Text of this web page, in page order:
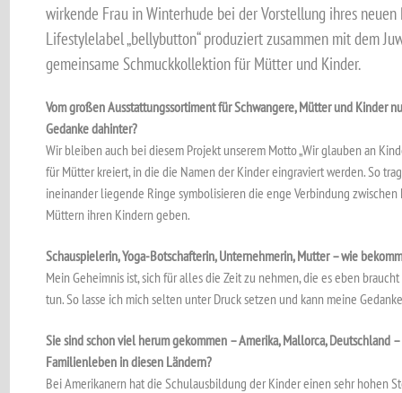
wirkende Frau in Winterhude bei der Vorstellung ihres
Lifestylelabel „bellybutton“ produziert zusammen mit dem
gemeinsame Schmuckkollektion für Mütter und Kinder.
Vom großen Ausstattungssortiment für Schwangere, Mütter und Kinder
Gedanke dahinter?
Wir bleiben auch bei diesem Projekt unserem Motto „Wir glauben an
für Mütter kreiert, in die die Namen der Kinder eingraviert werden. So
ineinander liegende Ringe symbolisieren die enge Verbindung
Müttern ihren Kindern geben.
Schauspielerin, Yoga-Botschafterin, Unternehmerin, Mutter – wie
Mein Geheimnis ist, sich für alles die Zeit zu nehmen, die es eben
tun. So lasse ich mich selten unter Druck setzen und kann meine
Sie sind schon viel herum gekommen – Amerika, Mallorca, Deutschland
Familienleben in diesen Ländern?
Bei Amerikanern hat die Schulausbildung der Kinder einen sehr hohen